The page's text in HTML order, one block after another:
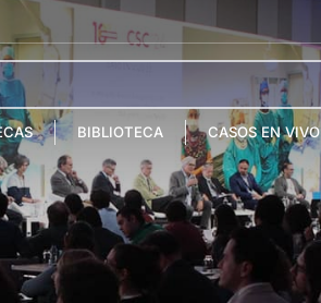
BIBLIOTECA CASOS EN VIVO